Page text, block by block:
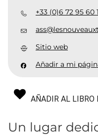
+33 (0)6 72 95 60
Sitio web
Añadir a mi
AÑADIR AL LIBRO
Un lugar